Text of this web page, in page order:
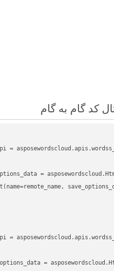
=
=
=
=